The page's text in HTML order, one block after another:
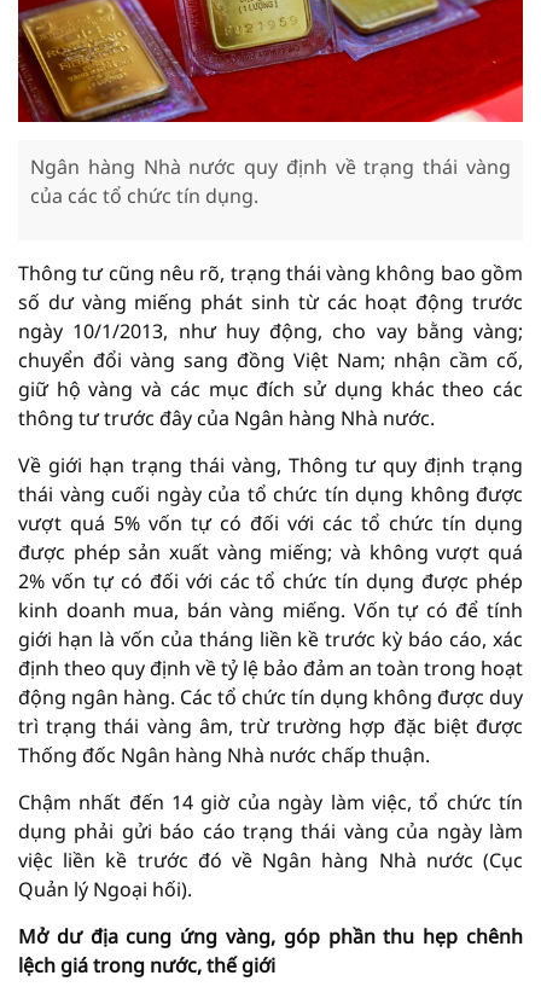
Ngân hàng Nhà nước quy định về trạng thái vàng
của các tổ chức tín dụng.
Thông tư cũng nêu rõ, trạng thái vàng không bao gồm
số dư vàng miếng phát sinh từ các hoạt động trước
ngày 10/1/2013, như huy động, cho vay bằng vàng;
chuyển đổi vàng sang đồng Việt Nam; nhận cầm cố,
giữ hộ vàng và các mục đích sử dụng khác theo các
thông tư trước đây của Ngân hàng Nhà nước.
Về giới hạn trạng thái vàng, Thông tư quy định trạng
thái vàng cuối ngày của tổ chức tín dụng không được
vượt quá 5% vốn tự có đối với các tổ chức tín dụng
được phép sản xuất vàng miếng; và không vượt quá
2% vốn tự có đối với các tổ chức tín dụng được phép
kinh doanh mua, bán vàng miếng. Vốn tự có để tính
giới hạn là vốn của tháng liền kề trước kỳ báo cáo, xác
định theo quy định về tỷ lệ bảo đảm an toàn trong hoạt
động ngân hàng. Các tổ chức tín dụng không được duy
trì trạng thái vàng âm, trừ trường hợp đặc biệt được
Thống đốc Ngân hàng Nhà nước chấp thuận.
Chậm nhất đến 14 giờ của ngày làm việc, tổ chức tín
dụng phải gửi báo cáo trạng thái vàng của ngày làm
việc liền kề trước đó về Ngân hàng Nhà nước (Cục
Quản lý Ngoại hối).
Mở dư địa cung ứng vàng, góp phần thu hẹp chênh
lệch giá trong nước, thế giới